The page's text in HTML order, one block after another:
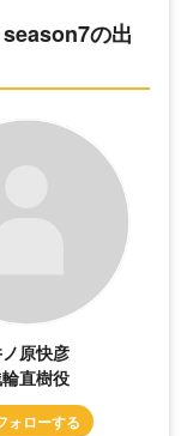
の出
原快彦
直樹役